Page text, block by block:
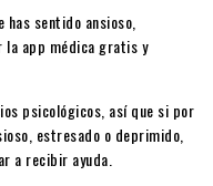
psicológicos, así que si por
estresado o deprimido,
a recibir ayuda.